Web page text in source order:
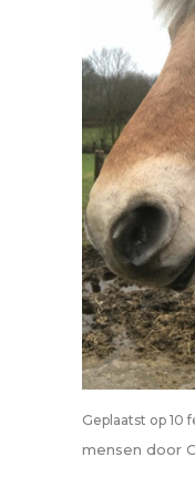
Geplaatst op 10
mensen door